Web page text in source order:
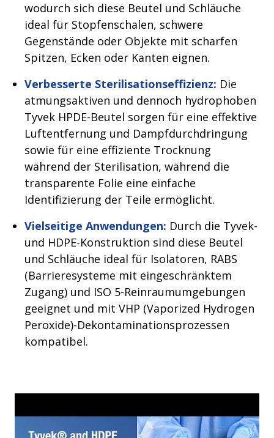
wodurch sich diese Beutel und Schläuche
ideal für Stopfenschalen, schwere
Gegenstände oder Objekte mit scharfen
Spitzen, Ecken oder Kanten eignen.
Verbesserte Sterilisationseffizienz: Die
atmungsaktiven und dennoch hydrophoben
Tyvek HPDE-Beutel sorgen für eine effektive
Luftentfernung und Dampfdurchdringung
sowie für eine effiziente Trocknung
während der Sterilisation, während die
transparente Folie eine einfache
Identifizierung der Teile ermöglicht.
Vielseitige Anwendungen: Durch die Tyvek-
und HDPE-Konstruktion sind diese Beutel
und Schläuche ideal für Isolatoren, RABS
(Barrieresysteme mit eingeschränktem
Zugang) und ISO 5-Reinraumumgebungen
geeignet und mit VHP (Vaporized Hydrogen
Peroxide)-Dekontaminationsprozessen
kompatibel.